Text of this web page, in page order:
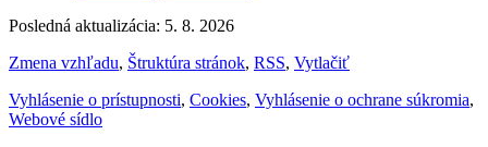
Posledná aktualizácia: 5. 8. 2026
Zmena vzhľadu, Štruktúra stránok, RSS, Vytlačiť
Vyhlásenie o prístupnosti, Cookies, Vyhlásenie o ochrane súkromia,
Webové sídlo